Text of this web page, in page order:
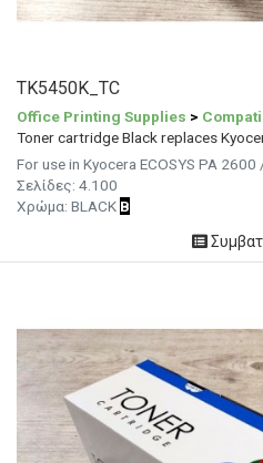
TK5450K_TC
Office Printing Supplies >
Toner cartridge Black replaces
For use in Kyocera ECOSYS PA
Σελίδες: 4.100
Χρώμα: BLACK B